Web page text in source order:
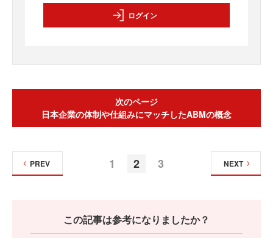
ログイン
次のページ
日本企業の体制や仕組みにマッチしたABMの概念
1 2 3
PREV NEXT
この記事は参考になりましたか？